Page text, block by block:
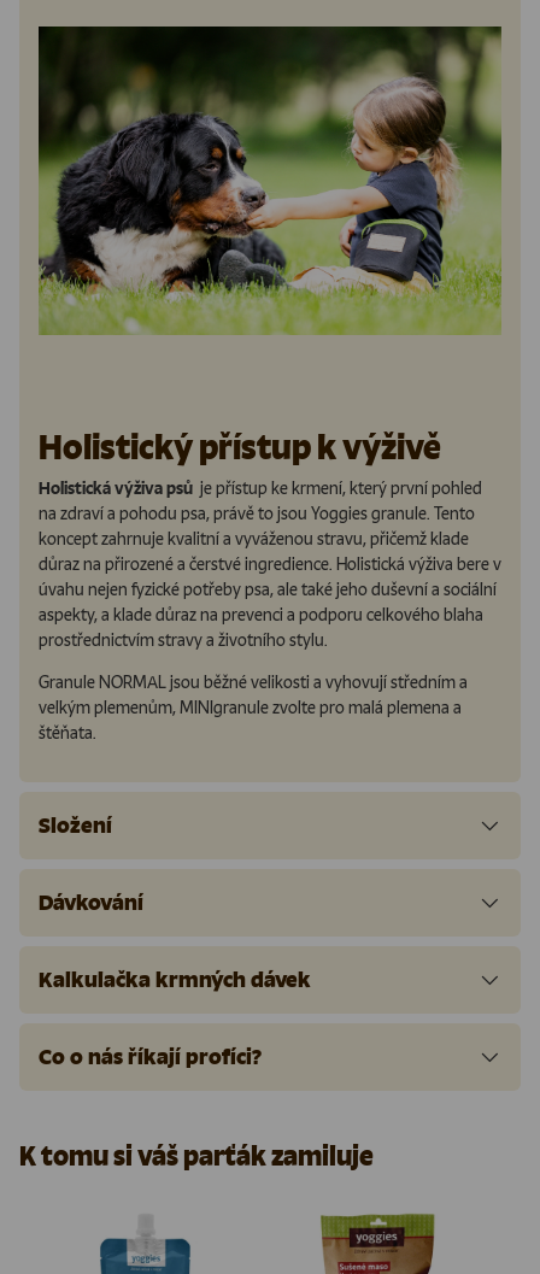
Holistický přístup k výživě
Holistická výživa psů je přístup ke krmení, který první pohled
na zdraví a pohodu psa, právě to jsou Yoggies granule. Tento
koncept zahrnuje kvalitní a vyváženou stravu, přičemž klade
důraz na přirozené a čerstvé ingredience. Holistická výživa bere v
úvahu nejen fyzické potřeby psa, ale také jeho duševní a sociální
aspekty, a klade důraz na prevenci a podporu celkového blaha
prostřednictvím stravy a životního stylu.
Granule NORMAL jsou běžné velikosti a vyhovují středním a
velkým plemenům, MINIgranule zvolte pro malá plemena a
štěňata.
Složení
Dávkování
Kalkulačka krmných dávek
Co o nás říkají profíci?
K tomu si váš parťák zamiluje